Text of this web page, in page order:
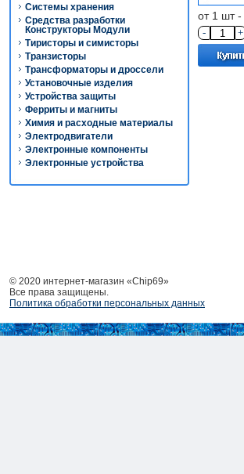
Системы хранения
Средства разработки
Конструкторы Модули
Тиристоры и симисторы
Транзисторы
Трансформаторы и дроссели
Установочные изделия
Устройства защиты
Ферриты и магниты
Химия и расходные материалы
Электродвигатели
Электронные компоненты
Электронные устройства
от 1 шт -
- +
© 2020 интернет-магазин «Chip69»
Все права защищены.
Политика обработки персональных данных